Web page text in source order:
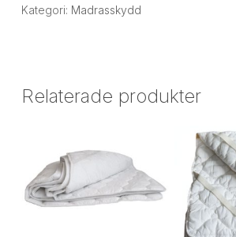
Kategori: Madrasskydd
Relaterade produkter